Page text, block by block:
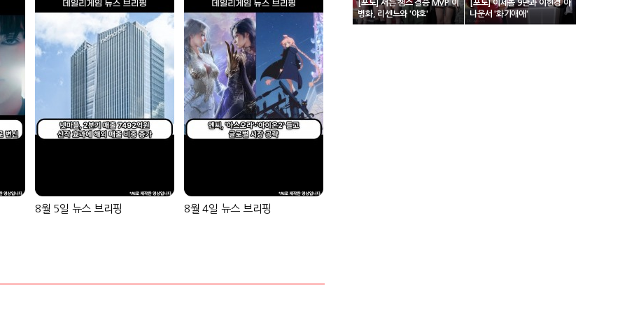
8월 5일 뉴스 브리핑 8월 4일 뉴스 브리핑
[포토] 서든 챔스 결승 MVP 이
병화, 리센느와 '야호'
[포토] 이세돌 9단과 이현경 아
나운서 '화기애애'